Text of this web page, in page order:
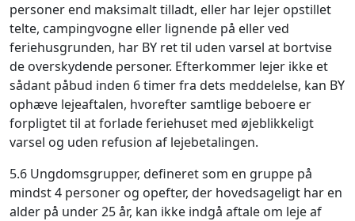
personer end maksimalt tilladt, eller har lejer opstillet
telte, campingvogne eller lignende på eller ved
feriehusgrunden, har BY ret til uden varsel at bortvise
de overskydende personer. Efterkommer lejer ikke et
sådant påbud inden 6 timer fra dets meddelelse, kan BY
ophæve lejeaftalen, hvorefter samtlige beboere er
forpligtet til at forlade feriehuset med øjeblikkeligt
varsel og uden refusion af lejebetalingen.
5.6 Ungdomsgrupper, defineret som en gruppe på
mindst 4 personer og opefter, der hovedsageligt har en
alder på under 25 år, kan ikke indgå aftale om leje af